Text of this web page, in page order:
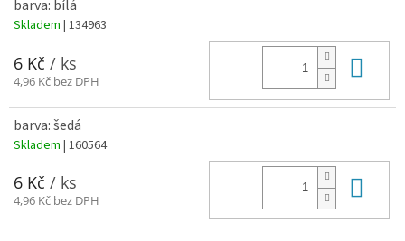
barva: bílá
Skladem | 134963
6 Kč / ks
4,96 Kč bez DPH
barva: šedá
Skladem | 160564
6 Kč / ks
4,96 Kč bez DPH